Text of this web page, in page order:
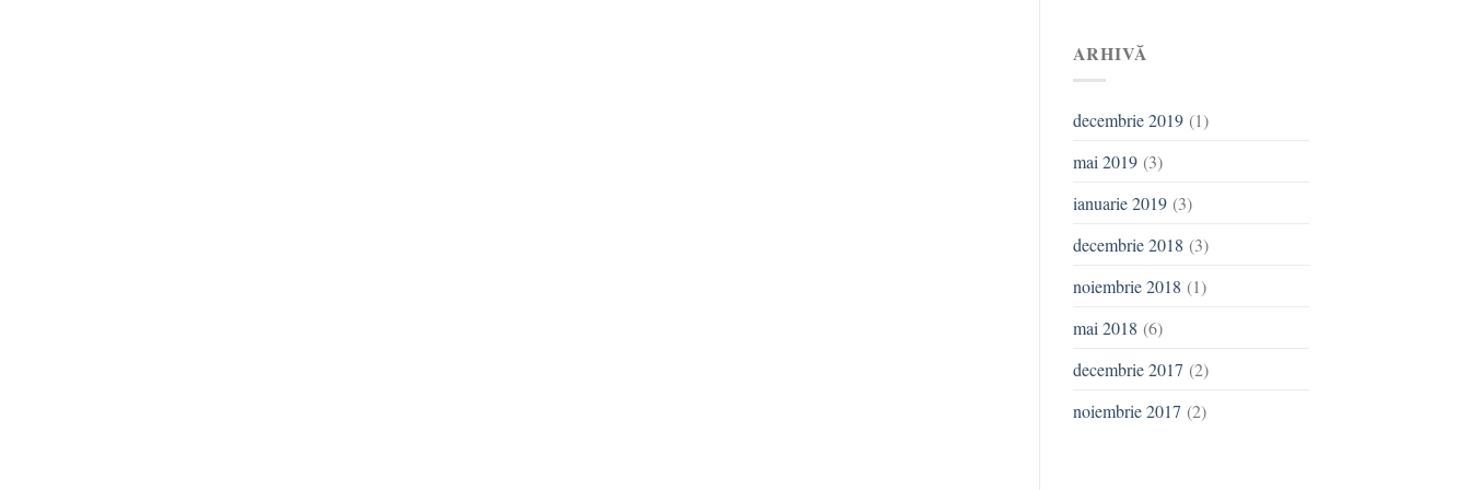
ARHIVĂ
decembrie 2019(1)
mai 2019(3)
ianuarie 2019(3)
decembrie 2018 (3)
noiembrie 2018 (1)
mai 2018 (6)
decembrie 2017 (2)
noiembrie 2017 (2)